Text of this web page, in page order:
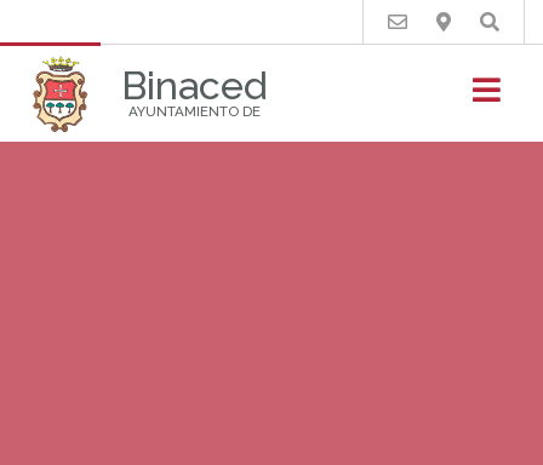
Binaced
AYUNTAMIENTO DE
Buscar